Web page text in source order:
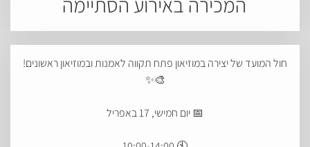
חול המועד של יצירה במוזיאון פתח תקווה לאמנות ובמוזיאון ראשונים!
🎨✨
📅 יום חמישי, 17 באפריל